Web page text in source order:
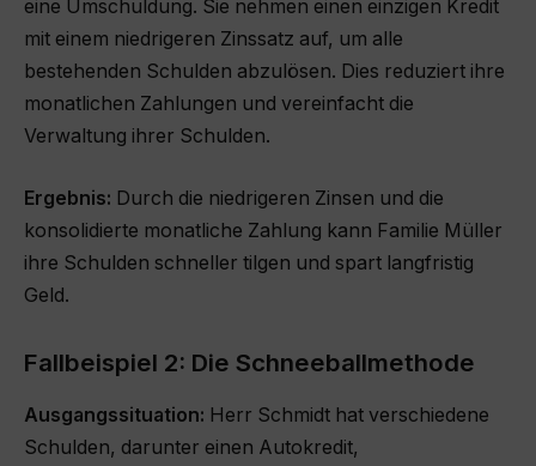
eine Umschuldung. Sie nehmen einen einzigen Kredit
mit einem niedrigeren Zinssatz auf, um alle
bestehenden Schulden abzulösen. Dies reduziert ihre
monatlichen Zahlungen und vereinfacht die
Verwaltung ihrer Schulden.
Ergebnis: Durch die niedrigeren Zinsen und die
konsolidierte monatliche Zahlung kann Familie Müller
ihre Schulden schneller tilgen und spart langfristig
Geld.
Fallbeispiel 2: Die Schneeballmethode
Ausgangssituation: Herr Schmidt hat verschiedene
Schulden, darunter einen Autokredit,